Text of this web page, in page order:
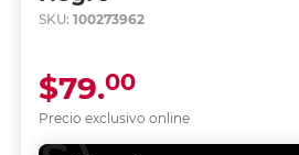
SKU: 100273962
Precio exclusivo online
$79.00